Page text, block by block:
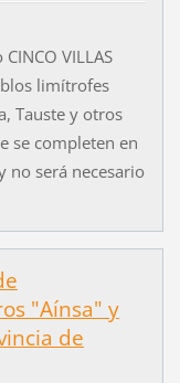
VILLAS
limítrofes
Tauste y otros
se completen en
no será necesario
"Aínsa" y
de